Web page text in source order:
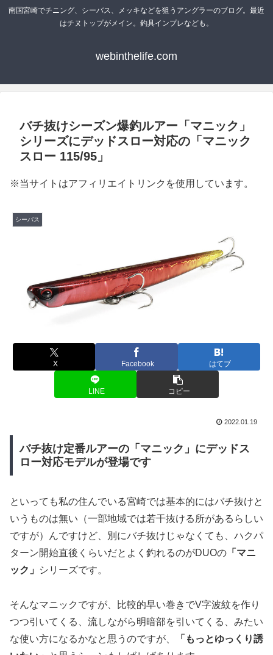
南国宮崎でチニング、シーバス、メッキなどを狙うアングラーのブログ。最近
はチヌトップがメイン。釣具インプレなども。
webinthelife.com
バチ抜けシーズン爆釣ルアー「マニック」
シリーズにデッドスロー対応の「マニック
スロー 115/95」
※当サイトはアフィリエイトリンクを使用しています。
シーバス
X Facebook はてブ
LINE コピー
2022.01.19
バチ抜け定番ルアーの「マニック」にデッドス
ロー対応モデルが登場です
といっても私の住んでいる宮崎では基本的にはバチ抜けと
いうものは無い（一部地域では若干抜ける所があるらしい
ですが）んですけど、別にバチ抜けじゃなくても、ハクパ
ターン開始直後くらいだとよく釣れるのがDUOの 「マニ
ック」
シリーズです。
そんなマニックですが、比較的早い巻きでV字波紋を作り
つつ引いてくる、流しながら明暗部を引いてくる、みたい
な使い方になるかなと思うのですが、
「もっとゆっくり誘